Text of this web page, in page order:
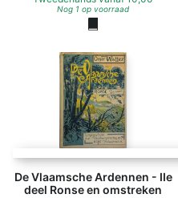
Nog 1 op voorraad
De Vlaamsche Ardennen - IIe
deel Ronse en omstreken